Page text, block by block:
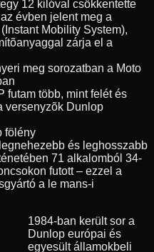
12 kilóval csökkentette
évben jelent meg a
Mobility System),
zárja el a
meg sorozatban a Moto
futam több, mint felét és
versenyzõk Dunlop
fölény
és leghosszabb
71 alkalomból 34-
futott – ezzel a
a le mans-i
1984-ban került sor a
Dunlop európai és
egyesült államokbeli